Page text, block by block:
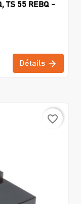
TS 55 REBQ -
Détails
favorite_border